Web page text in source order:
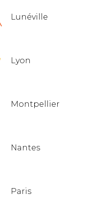
Lunéville
Lyon
Montpellier
Nantes
Paris